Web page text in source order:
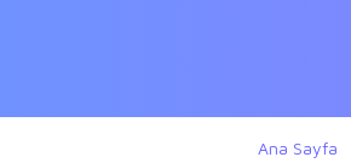
Ana Sayfa